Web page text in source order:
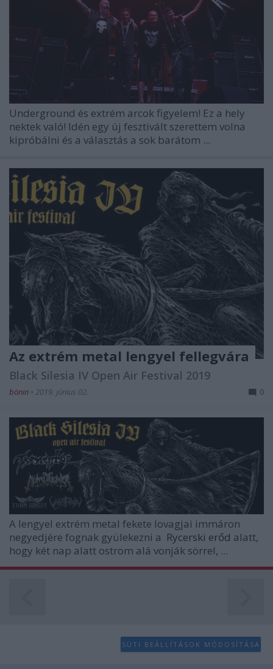
Underground és extrém arcok figyelem! Ez a hely
nektek való! Idén egy új fesztivált szerettem volna
kipróbálni és a választás a sok barátom ...
Az extrém metal lengyel fellegvára
Black Silesia IV Open Air Festival 2019
bönin • 2019. június 02. 0
A lengyel extrém metal fekete lovagjai immáron
negyedjére fognak gyülekezni a Rycerski erőd alatt,
hogy két nap alatt ostrom alá vonják sörrel, ...
SÜTI BEÁLLÍTÁSOK MÓDOSÍTÁSA